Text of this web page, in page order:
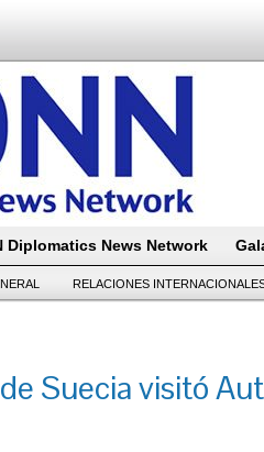
Diplomatics News Network
RELACIONES
Suecia visitó